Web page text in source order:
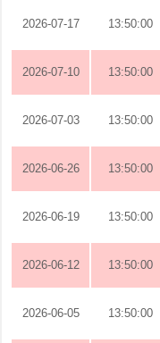
2026-07-17 13:50:00
2026-07-10 13:50:00
2026-07-03 13:50:00
2026-06-26 13:50:00
2026-06-19 13:50:00
2026-06-12 13:50:00
2026-06-05 13:50:00